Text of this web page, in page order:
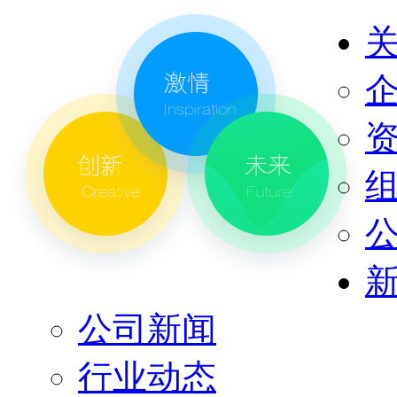
公司新闻
行业动态